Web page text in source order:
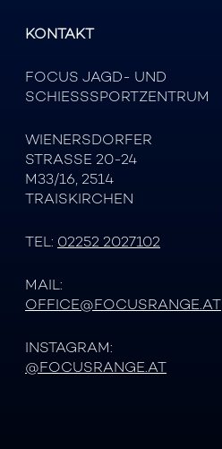
KONTAKT
FOCUS JAGD- UND
SCHIESSSPORTZENTRUM
WIENERSDORFER
STRASSE 20-24
M33/16, 2514
TRAISKIRCHEN
TEL: 02252 2027102
MAIL:
OFFICE@FOCUSRANGE.AT
INSTAGRAM:
@FOCUSRANGE.AT